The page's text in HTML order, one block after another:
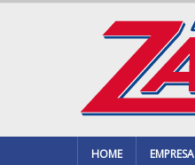
HOME EMPRESA